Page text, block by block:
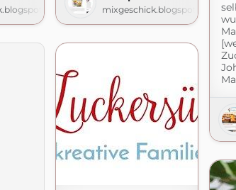
mixgeschick.blogspot.com